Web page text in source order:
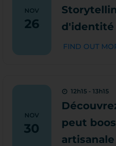
NOV
26
d'identité
FIND OUT
NOV
30
12h15 - 13h15
peut
artisanale